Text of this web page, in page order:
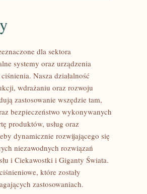
dla sektora
systemy oraz urządzenia
Nasza działalność
wdrażaniu oraz rozwoju
zastosowanie wszędzie tam,
bezpieczeństwo wykonywanych
produktów, usług oraz
dynamicznie rozwijającego się
niezawodnych rozwiązań
i Ciekawostki i Giganty Świata.
które zostały
zastosowaniach.